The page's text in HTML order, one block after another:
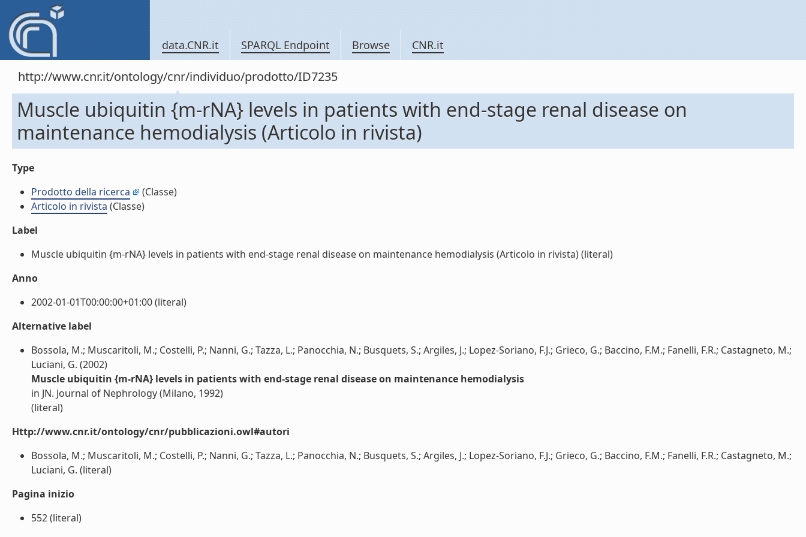
data.CNR.it SPARQL Endpoint Browse CNR.it
http://www.cnr.it/ontology/cnr/individuo/prodotto/ID7235
Muscle ubiquitin {m-rNA} levels in patients with end-stage renal disease on
maintenance hemodialysis (Articolo in rivista)
Type
Prodotto della ricerca
(Classe)
Articolo in rivista (Classe)
Label
Muscle ubiquitin {m-rNA} levels in patients with end-stage renal disease on maintenance hemodialysis (Articolo in rivista) (literal)
Anno
2002-01-01T00:00:00+01:00 (literal)
Alternative label
Bossola, M.; Muscaritoli, M.; Costelli, P.; Nanni, G.; Tazza, L.; Panocchia, N.; Busquets, S.; Argiles, J.; Lopez-Soriano, F.J.; Grieco, G.; Baccino, F.M.; Fanelli, F.R.; Castagneto, M.;
Luciani, G. (2002)
Muscle ubiquitin {m-rNA} levels in patients with end-stage renal disease on maintenance hemodialysis
in JN. Journal of Nephrology (Milano, 1992)
(literal)
Http://www.cnr.it/ontology/cnr/pubblicazioni.owl#autori
Bossola, M.; Muscaritoli, M.; Costelli, P.; Nanni, G.; Tazza, L.; Panocchia, N.; Busquets, S.; Argiles, J.; Lopez-Soriano, F.J.; Grieco, G.; Baccino, F.M.; Fanelli, F.R.; Castagneto, M.;
Luciani, G. (literal)
Pagina inizio
552 (literal)